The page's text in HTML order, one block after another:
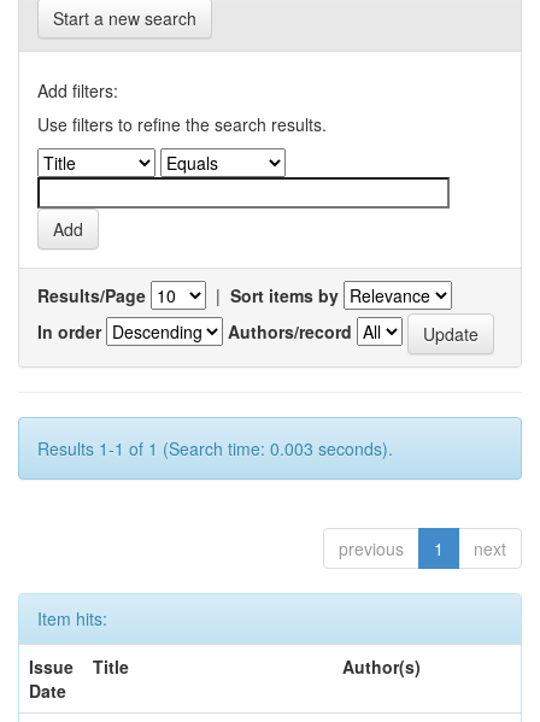
Start a new search
Add filters:
Use filters to refine the search results.
Results/Page | Sort items by
In order
Authors/record
Results 1-1 of 1 (Search time: 0.003 seconds).
previous 1 next
Item hits:
Issue
Date
Title Author(s)